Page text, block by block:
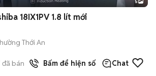
18IX1PV 1.8 lít mới
Thới An
đã bán Bấm để hiện số Chat